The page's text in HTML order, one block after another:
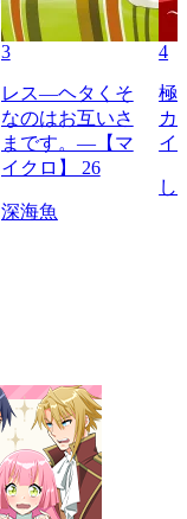
3
レス―ヘタくそ
なのはお互いさ
まです。―【マ
イクロ】 26
深海魚
4
極
カ
イ
し